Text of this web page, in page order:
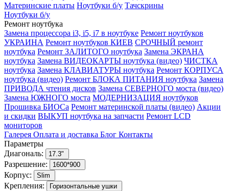
Материнские платы Ноутбуки б/у Тачскрины
Ноутбуки б/у
Ремонт ноутбука
Замена процессора i3, i5, i7 в ноутбуке Ремонт ноутбуков
УКРАИНА Ремонт ноутбуков КИЕВ СРОЧНЫЙ ремонт
ноутбука Ремонт ЗАЛИТОГО ноутбука Замена ЭКРАНА
ноутбука Замена ВИДЕОКАРТЫ ноутбука (видео) ЧИСТКА
ноутбука Замена КЛАВИАТУРЫ ноутбука Ремонт КОРПУСА
ноутбука (видео) Ремонт БЛОКА ПИТАНИЯ ноутбука Замена
ПРИВОДА чтения дисков Замена СЕВЕРНОГО моста (видео)
Замена ЮЖНОГО моста МОДЕРНИЗАЦИЯ ноутбуков
Прошивка БИОСа Ремонт материнской платы (видео) Акции
и скидки ВЫКУП ноутбука на запчасти Ремонт LCD
мониторов
Галерея Оплата и доставка Блог Контакты
Параметры
Диагональ:
17.3"
Разрешение: 1600*900
Корпус: Slim
Крепления:
Горизонтальные ушки